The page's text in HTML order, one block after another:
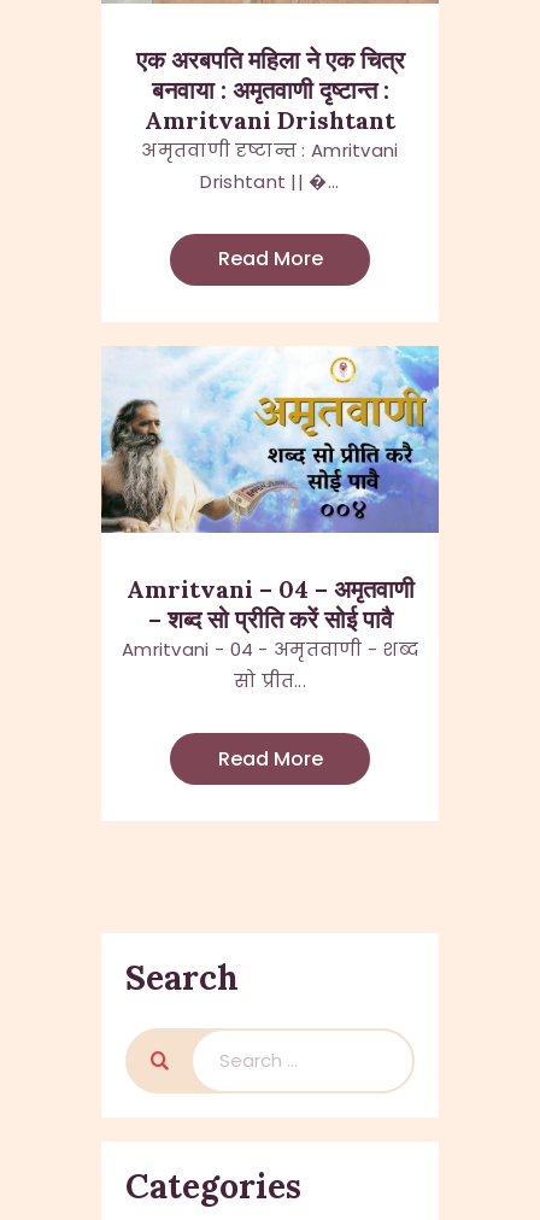
एक अरबपति महिला ने एक चित्र
बनवाया : अमृतवाणी दृष्टान्त :
Amritvani Drishtant
अमृतवाणी दृष्टान्त : Amritvani
Drishtant || �...
Read More
Amritvani – 04 – अमृतवाणी
– शब्द सो प्रीति करें सोई पावै
Amritvani - 04 - अमृतवाणी - शब्द
सो प्रीत...
Read More
Search
Search
for:
Categories